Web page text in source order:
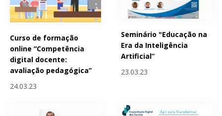
Curso de formação
online “Competência
digital docente:
avaliação pedagógica”
24.03.23
Seminário "Educação na
Era da Inteligência
Artificial”
23.03.23